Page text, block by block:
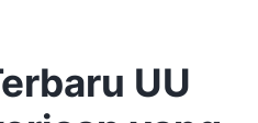
UU